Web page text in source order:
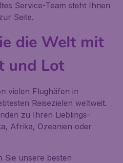
Service-Team steht Ihnen
Seite.
die Welt mit
und Lot
vielen Flughäfen in
Reisezielen weltweit.
zu Ihren Lieblings-
Afrika, Ozeanien oder
Sie unsere besten